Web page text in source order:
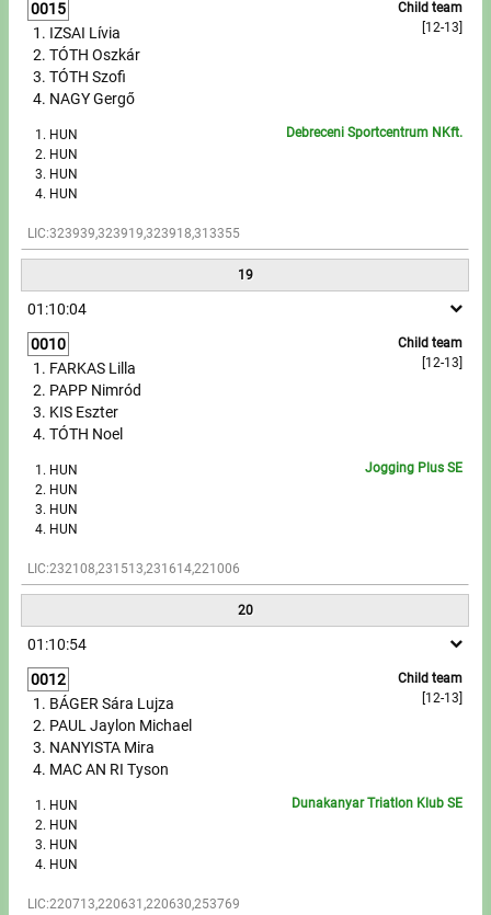
0015
Child team
[12-13]
IZSAI Lívia
TÓTH Oszkár
TÓTH Szofi
NAGY Gergő
HUN
HUN
HUN
HUN
LIC:323939,323919,323918,313355
Debreceni Sportcentrum NKft.
19
01:10:04
0010
Child team
[12-13]
FARKAS Lilla
PAPP Nimród
KIS Eszter
TÓTH Noel
HUN
HUN
HUN
HUN
LIC:232108,231513,231614,221006
Jogging Plus SE
20
01:10:54
0012
Child team
[12-13]
BÁGER Sára Lujza
PAUL Jaylon Michael
NANYISTA Mira
MAC AN RI Tyson
HUN
HUN
HUN
HUN
LIC:220713,220631,220630,253769
Dunakanyar Triatlon Klub SE